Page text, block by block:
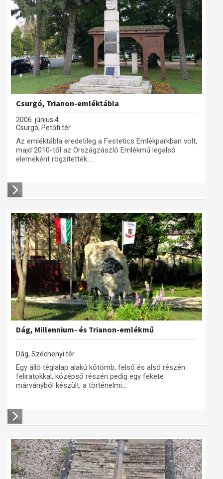
Csurgó, Trianon-emléktábla
2006. június 4.
Csurgó, Petőfi tér
Az emléktábla eredetileg a Festetics Emlékparkban volt,
majd 2010-től az Országzászló Emlékmű legalsó
elemeként rögzítették....
Dág, Millennium- és Trianon-emlékmű
Dág, Széchenyi tér
Egy álló téglalap alakú kőtömb, felső és alsó részén
feliratokkal, középső részén pedig egy fekete
márványból készült, a történelmi...